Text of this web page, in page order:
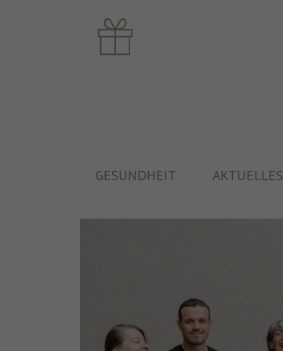
GESUNDHEIT AKTUELLES